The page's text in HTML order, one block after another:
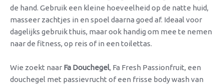
de hand. Gebruik een kleine hoeveelheid op de natte huid,
masseer zachtjes in en spoel daarna goed af. Ideaal voor
dagelijks gebruik thuis, maar ook handig om mee te nemen
naar de fitness, op reis of in een toilettas.
Wie zoekt naar Fa Douchegel, Fa Fresh Passionfruit, een
douchegel met passievrucht of een frisse body wash van